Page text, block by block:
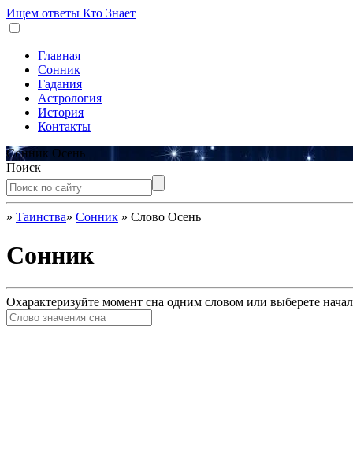
Ищем ответы Кто Знает
Главная
Сонник
Гадания
Астрология
История
Контакты
Сонник Осень
Поиск
» Таинства» Сонник » Слово Осень
Сонник
Охарактеризуйте момент сна одним словом или выберете